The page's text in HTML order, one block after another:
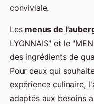
conviviale.
Les menus de
LYONNAIS" et le
des ingrédients de
Pour ceux qui
expérience culinaire,
adaptés aux besoins